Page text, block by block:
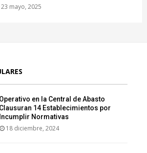
23 mayo, 2025
Operativo en la Central de Abasto
Clausuran 14 Establecimientos por
Incumplir Normativas
18 diciembre, 2024